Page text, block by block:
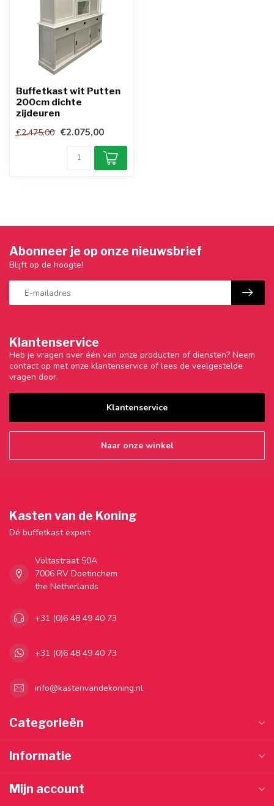
Buffetkast wit Putten
200cm dichte
zijdeuren
€2.475,00 €2.075,00
Klantenservice
Heb je vragen over één van onze producten of diensten? Neem
contact op met onze klantenservice of lees de veelgestelde
vragen door.
Klantenservice
Naar onze winkel
Abonneer je op onze nieuwsbrief
Blijft op de hoogte!
Kasten van de Koning
Dé buffetkast expert
Voltastraat 50A
7006 RV Doetinchem
the Netherlands
+31 (0)6 48 49 40 73
+31 (0)6 48 49 40 73
info@kastenvandekoning.nl
Categorieën
Informatie
Mijn account